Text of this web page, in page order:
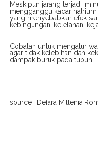
Meskipun jarang terjadi,
mengganggu kadar
yang menyebabkan efek
kebingungan, kelelahan,
Cobalah untuk mengatur
agar tidak kelebihan dan
dampak buruk pada tubuh.
source : Defara Millenia